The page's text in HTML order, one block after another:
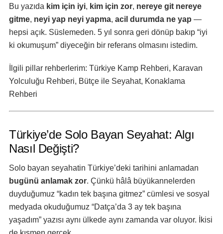
Bu yazıda kim için iyi, kim için zor, nereye git nereye
gitme, neyi yap neyi yapma, acil durumda ne yap —
hepsi açık. Süslemeden. 5 yıl sonra geri dönüp bakıp “iyi
ki okumuşum” diyeceğin bir referans olmasını istedim.
İlgili pillar rehberlerim: Türkiye Kamp Rehberi, Karavan
Yolculuğu Rehberi, Bütçe ile Seyahat, Konaklama
Rehberi
Türkiye’de Solo Bayan Seyahat: Algı
Nasıl Değişti?
Solo bayan seyahatin Türkiye’deki tarihini anlamadan
bugünü anlamak zor. Çünkü hâlâ büyükannelerden
duyduğumuz “kadın tek başına gitmez” cümlesi ve sosyal
medyada okuduğumuz “Datça’da 3 ay tek başına
yaşadım” yazısı aynı ülkede aynı zamanda var oluyor. İkisi